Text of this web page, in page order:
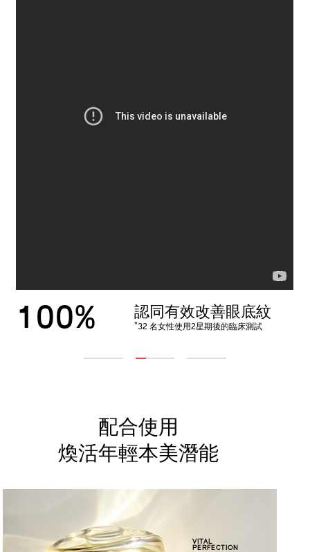
100% 認同顯著改善眉心紋
*32 名女性使用2星期後的臨床測試
100% 認同有效改善眼底紋
*32 名女性使用2星期後的臨床測試
87% 認同眼袋問題明顯改善
32 名女性使用1星期後的臨床測試
1
配合使用
煥活年輕本美潛能
VITAL
PERFECTION